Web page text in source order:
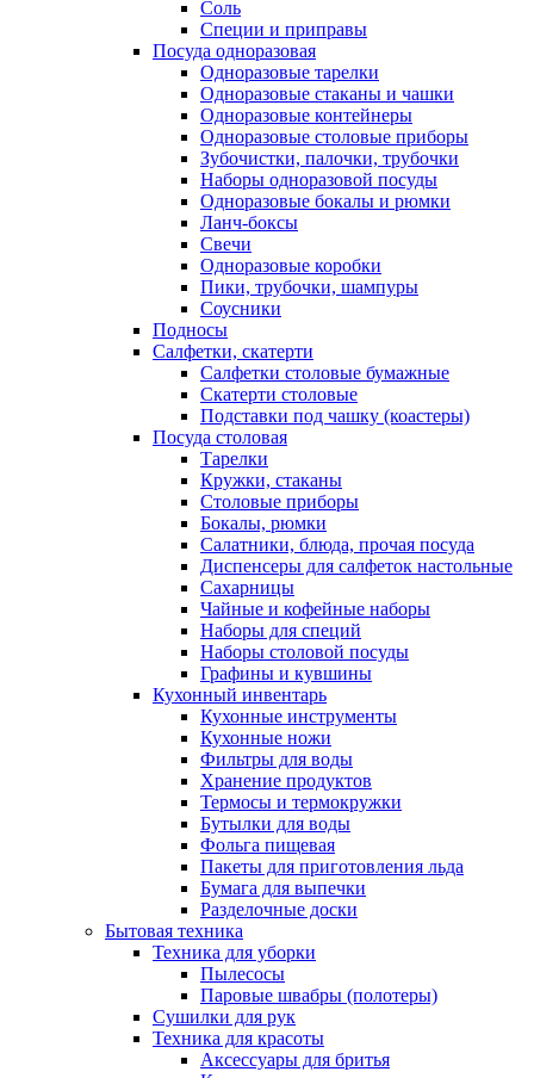
Соль
Специи и приправы
Посуда одноразовая
Одноразовые тарелки
Одноразовые стаканы и чашки
Одноразовые контейнеры
Одноразовые столовые приборы
Зубочистки, палочки, трубочки
Наборы одноразовой посуды
Одноразовые бокалы и рюмки
Ланч-боксы
Свечи
Одноразовые коробки
Пики, трубочки, шампуры
Соусники
Подносы
Салфетки, скатерти
Салфетки столовые бумажные
Скатерти столовые
Подставки под чашку (коастеры)
Посуда столовая
Тарелки
Кружки, стаканы
Столовые приборы
Бокалы, рюмки
Салатники, блюда, прочая посуда
Диспенсеры для салфеток настольные
Сахарницы
Чайные и кофейные наборы
Наборы для специй
Наборы столовой посуды
Графины и кувшины
Кухонный инвентарь
Кухонные инструменты
Кухонные ножи
Фильтры для воды
Хранение продуктов
Термосы и термокружки
Бутылки для воды
Фольга пищевая
Пакеты для приготовления льда
Бумага для выпечки
Разделочные доски
Бытовая техника
Техника для уборки
Пылесосы
Паровые швабры (полотеры)
Сушилки для рук
Техника для красоты
Аксессуары для бритья